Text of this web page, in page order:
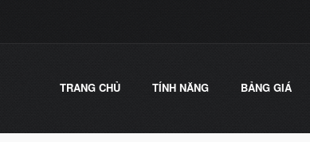
TRANG CHỦ TÍNH NĂNG BẢNG GIÁ